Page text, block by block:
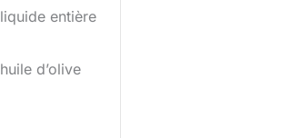
entière
d’olive